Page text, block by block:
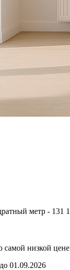
самой низкой цене
01.09.2026